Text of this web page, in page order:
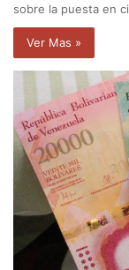
sobre la puesta en
Ver Mas »